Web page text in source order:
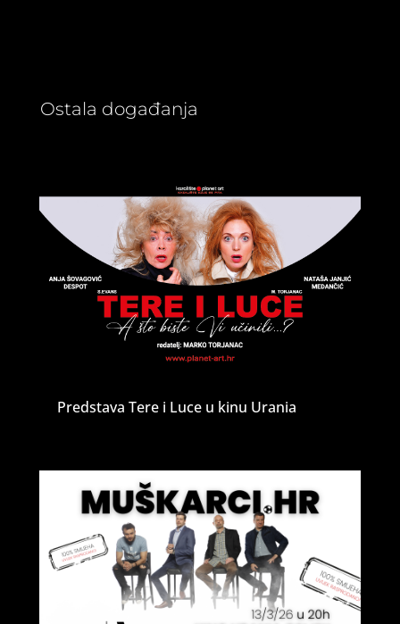
Ostala događanja
Predstava Tere i Luce u kinu Urania